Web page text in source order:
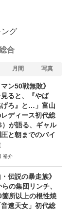
3/6
ング
合
月間 写真
マン50戦無敗》
見ると、『やば
げろ』と…」富山
ディース初代総
）が語る、ギャル
と朝までのバイ
裕介
・伝説の暴走族》
の集団リンチ、
箇所以上の根性焼
速天女」初代総